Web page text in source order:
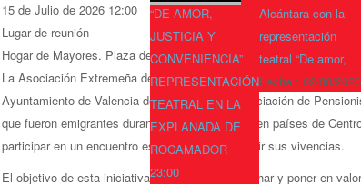
“DE AMOR,
JUSTICIA Y
CONVENIENCIA”
REPRESENTACIÓN
TEATRAL EN LA
EXPLANADA DE
ROCAMADOR
23:00
Alcántara con la
representación
teatral “De amor,
Fecha : 02/08/2026
15 de Julio de 2026 12:00
Lugar de reunión
Hogar de Mayores. Plaza de Gregorio Bravo, 3 1ª Planta
La Asociación Extremeña de Sociología ACISE, con el apoyo de
Ayuntamiento de Valencia de Alcántara y la Asociación de
que fueron emigrantes durante los años 60 y 70 en países de
participar en un encuentro especial para compartir sus vivencias.
El objetivo de esta iniciativa es recuperar, escuchar y poner en